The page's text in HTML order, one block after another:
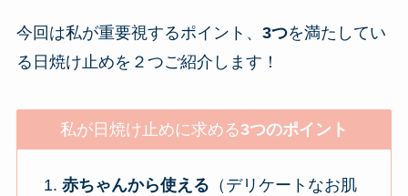
今回は私が重要視するポイント、 3つを満たしてい
る日焼け止めを２つご紹介します！
私が日焼け止めに求める3つのポイント
赤ちゃんから使える （デリケートなお肌